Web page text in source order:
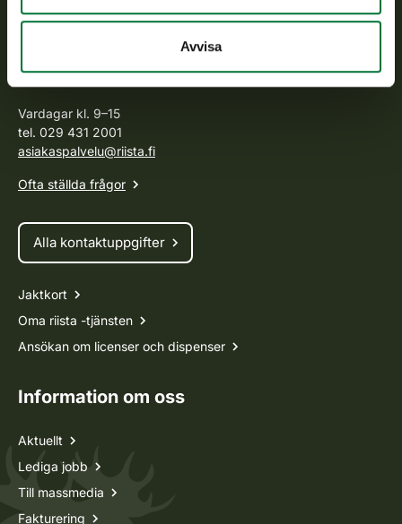
Avvisa
Om oss
Kundtjänst
Vardagar kl. 9–15
tel. 029 431 2001
asiakaspalvelu@riista.fi
Ofta ställda frågor
Alla kontaktuppgifter
Jaktkort
Oma riista -tjänsten
Ansökan om licenser och dispenser
Information om oss
Aktuellt
Lediga jobb
Till massmedia
Fakturering